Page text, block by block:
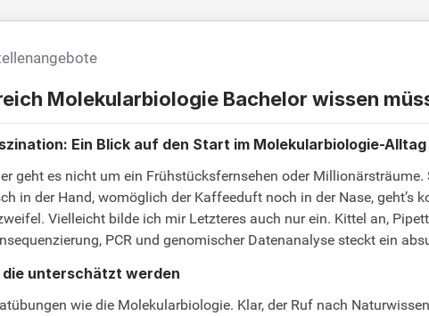
Molekularbiologie Bachelor wissen
Ein Blick auf den Start im Molekularbiologie-Alltag
geht es nicht um ein Frühstücksfernsehen oder
in der Hand, womöglich der Kaffeeduft noch in der Nase, geht’s
Vielleicht bilde ich mir Letzteres auch nur ein. Kittel an,
PCR und genomischer Datenanalyse steckt ein
unterschätzt werden
wie die Molekularbiologie. Klar, der Ruf nach